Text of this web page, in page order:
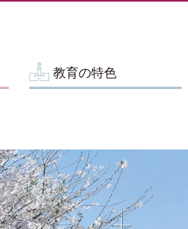
教育の特色